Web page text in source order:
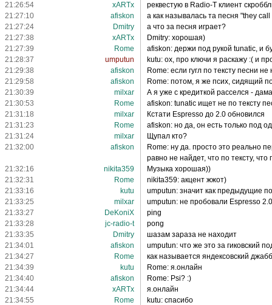
21:26:54
xARTx
реквестую в Radio-T клиент
21:27:10
afiskon
а как называлась та песня "they
21:27:24
Dmitry
а что за песня играет?
21:27:38
xARTx
Dmitry: хорошая)
21:27:39
Rome
afiskon: держи под рукой tunatic, и
21:28:37
umputun
kutu: ох, про ключи я раскажу :( и
21:29:38
afiskon
Rome: если гугл по тексту песни
21:29:58
afiskon
Rome: потом, я же псих, сидящий
21:30:39
milxar
А я уже с кредиткой расселся -
21:30:53
Rome
afiskon: tunatic ищет не по тексту
21:31:18
milxar
Кстати Espresso до 2.0 обновился
21:31:23
Rome
afiskon: но да, он есть только под
21:31:24
milxar
Щупал кто?
21:32:00
afiskon
Rome: ну да. просто это реально
равно не найдет, что по тексту, что
21:32:16
nikita359
Музыка хорошая))
21:32:31
Rome
nikita359: акцент жжот)
21:33:16
kutu
umputun: значит как предыдущие
21:33:25
milxar
umputun: не пробовали Espresso
21:33:27
DeKoniX
ping
21:33:28
jc-radio-t
pong
21:33:35
Dmitry
шазам зараза не находит
21:34:01
afiskon
umputun: что же это за гиковский
21:34:27
Rome
как называется яндексовский
21:34:39
kutu
Rome: я.онлайн
21:34:40
afiskon
Rome: Psi? :)
21:34:44
xARTx
я.онлайн
21:34:55
Rome
kutu: спасибо